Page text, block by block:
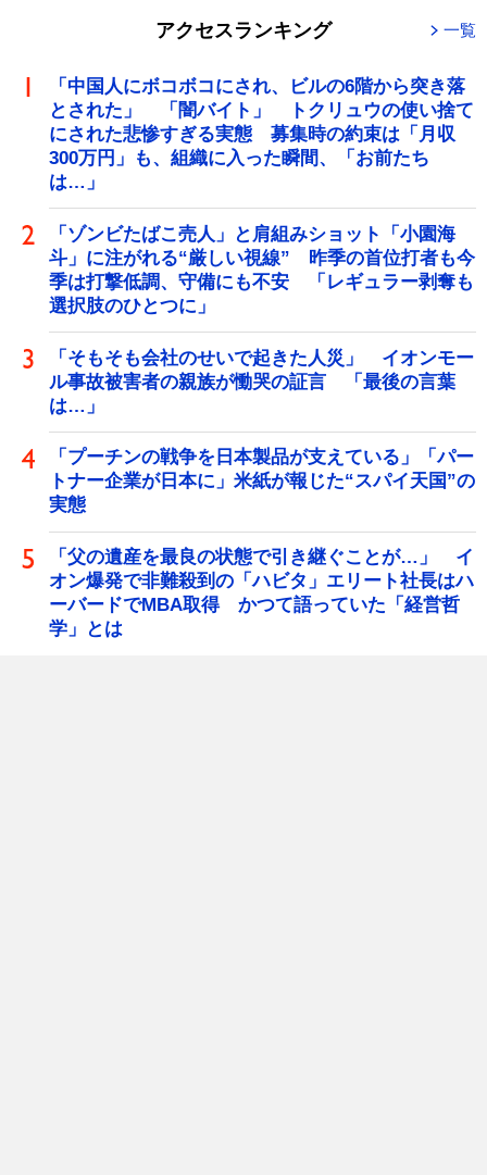
アクセスランキング 一覧
「中国人にボコボコにされ、ビルの6階から突き落
とされた」 「闇バイト」 トクリュウの使い捨て
にされた悲惨すぎる実態 募集時の約束は「月収
300万円」も、組織に入った瞬間、「お前たち
は…」
「ゾンビたばこ売人」と肩組みショット「小園海
斗」に注がれる“厳しい視線” 昨季の首位打者も今
季は打撃低調、守備にも不安 「レギュラー剥奪も
選択肢のひとつに」
「そもそも会社のせいで起きた人災」 イオンモー
ル事故被害者の親族が慟哭の証言 「最後の言葉
は…」
「プーチンの戦争を日本製品が支えている」「パー
トナー企業が日本に」米紙が報じた“スパイ天国”の
実態
「父の遺産を最良の状態で引き継ぐことが…」 イ
オン爆発で非難殺到の「ハビタ」エリート社長はハ
ーバードでMBA取得 かつて語っていた「経営哲
学」とは